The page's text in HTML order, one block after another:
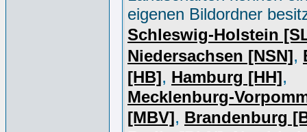
eigenen Bildordner
Schleswig-Holstein
Niedersachsen [NSN],
[HB], Hamburg [HH],
Mecklenburg-
[MBV], Brandenburg